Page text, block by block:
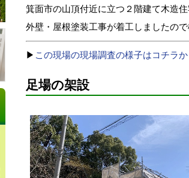
箕面市の山頂付近に立つ２階建て木造
外壁・屋根塗装工事が着工しましたので
▶ この現場の現場調査の様子はコチラか
足場の架設